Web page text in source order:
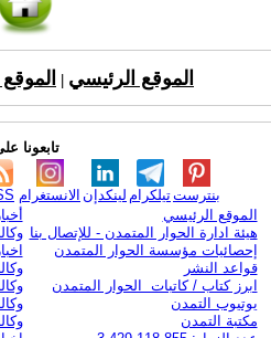
الموقع الرئيسي
تابعونا
الانستغرام لينكدإن تيلكرامبنترست
الموقع الرئيسي
هيئة ادارة الحوار المتمدن - للإتصال بنا
إحصائيات مؤسسة الحوار المتمدن
قواعد النشر
ابرز كتاب / كاتبات الحوار المتمدن
يوتيوب التمدن
مكتبة التمدن